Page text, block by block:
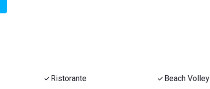
Ristorante
Beach Volley